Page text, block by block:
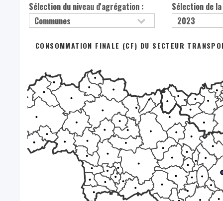
Sélection du niveau d'agrégation : Sélection de
CONSOMMATION FINALE (CF) DU SECTEUR